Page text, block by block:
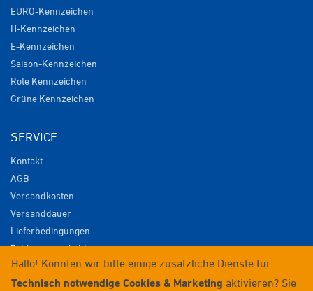
EURO-Kennzeichen
H-Kennzeichen
E-Kennzeichen
Saison-Kennzeichen
Rote Kennzeichen
Grüne Kennzeichen
SERVICE
Kontakt
AGB
Versandkosten
Versanddauer
Lieferbedingungen
Zahlungsmöglichkeiten
Datenschutz
Impressum
Hallo! Könnten wir bitte einige zusätzliche Dienste für
Technisch notwendige Cookies & Marketing aktivieren? Sie